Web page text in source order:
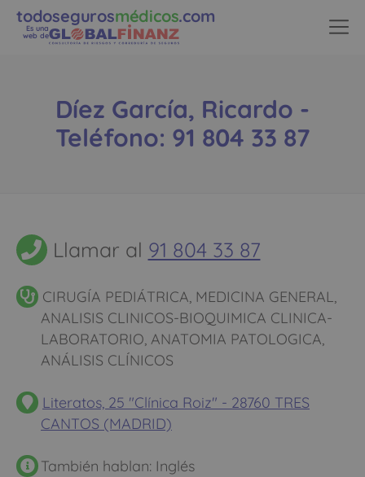
todosegurosmédicos.com
Es una
web de
Díez García, Ricardo -
Teléfono: 91 804 33 87
Llamar al 91 804 33 87
CIRUGÍA PEDIÁTRICA, MEDICINA GENERAL,
ANALISIS CLINICOS-BIOQUIMICA CLINICA-
LABORATORIO, ANATOMIA PATOLOGICA,
ANÁLISIS CLÍNICOS
Literatos, 25 "Clínica Roiz" - 28760 TRES
CANTOS (MADRID)
También hablan: Inglés